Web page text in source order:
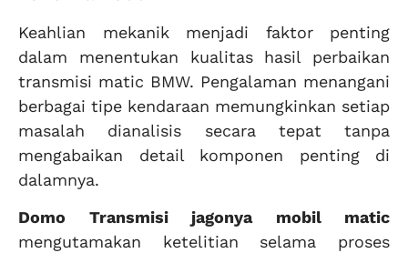
Keahlian mekanik menjadi faktor penting
dalam menentukan kualitas hasil perbaikan
transmisi matic BMW. Pengalaman menangani
berbagai tipe kendaraan memungkinkan setiap
masalah dianalisis secara tepat tanpa
mengabaikan detail komponen penting di
dalamnya.
Domo Transmisi jagonya mobil matic
mengutamakan ketelitian selama proses